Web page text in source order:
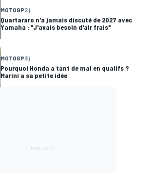
MOTOGP2 j
Quartararo n'a jamais discuté de 2027 avec
Yamaha : "J'avais besoin d'air frais"
MOTOGP3 j
Pourquoi Honda a tant de mal en qualifs ?
Marini a sa petite idée